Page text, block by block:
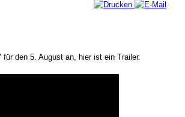
den 5. August an, hier ist ein Trailer.